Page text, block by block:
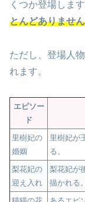
くつか登場します
とんどありませ
ただし、登場人
れます。
エピソー
ド
里樹妃の
婚姻
里樹妃が
る。
梨花妃の
迎え入れ
梨花妃が
描かれる。